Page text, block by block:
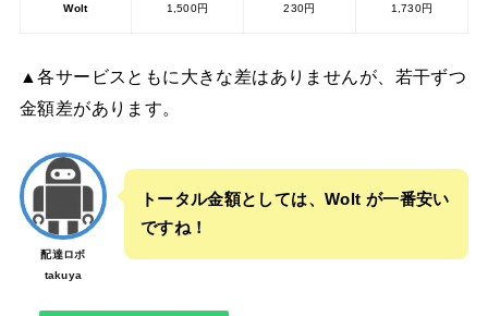
Wolt 1,500円 230円 1,730円
▲各サービスともに大きな差はありませんが、若干ずつ
金額差があります。
配達ロボ
takuya
トータル金額としては、Wolt が一番安い
ですね！